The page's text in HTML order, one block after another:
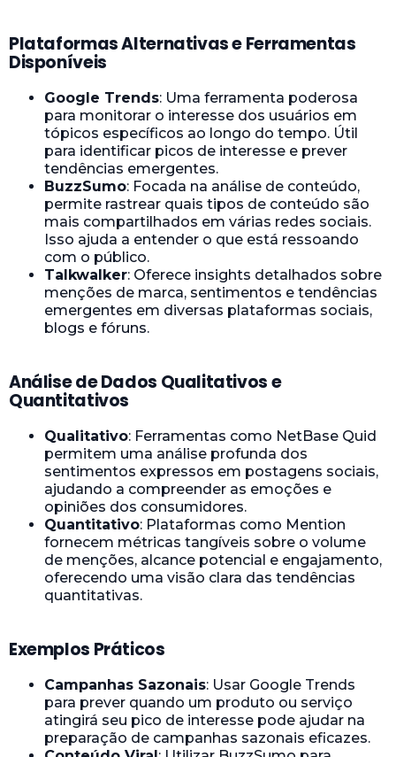
Plataformas Alternativas e Ferramentas
Disponíveis
Google Trends: Uma ferramenta poderosa
para monitorar o interesse dos usuários em
tópicos específicos ao longo do tempo. Útil
para identificar picos de interesse e prever
tendências emergentes.
BuzzSumo: Focada na análise de conteúdo,
permite rastrear quais tipos de conteúdo são
mais compartilhados em várias redes sociais.
Isso ajuda a entender o que está ressoando
com o público.
Talkwalker: Oferece insights detalhados sobre
menções de marca, sentimentos e tendências
emergentes em diversas plataformas sociais,
blogs e fóruns.
Análise de Dados Qualitativos e
Quantitativos
Qualitativo: Ferramentas como NetBase Quid
permitem uma análise profunda dos
sentimentos expressos em postagens sociais,
ajudando a compreender as emoções e
opiniões dos consumidores.
Quantitativo: Plataformas como Mention
fornecem métricas tangíveis sobre o volume
de menções, alcance potencial e engajamento,
oferecendo uma visão clara das tendências
quantitativas.
Exemplos Práticos
Campanhas Sazonais: Usar Google Trends
para prever quando um produto ou serviço
atingirá seu pico de interesse pode ajudar na
preparação de campanhas sazonais eficazes.